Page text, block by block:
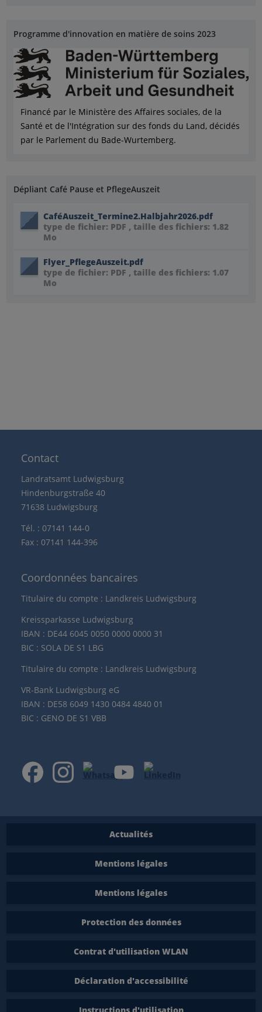
Programme d'innovation en matière de soins 2023
Financé par le Ministère des Affaires sociales, de la
Santé et de l'Intégration sur des fonds du Land, décidés
par le Parlement du Bade-Wurtemberg.
Dépliant Café Pause et PflegeAuszeit
CaféAuszeit_Termine2.Halbjahr2026.pdf
type de fichier: PDF , taille des fichiers: 1.82
Mo
Flyer_PflegeAuszeit.pdf
type de fichier: PDF , taille des fichiers: 1.07
Mo
Contact
Landratsamt Ludwigsburg
Hindenburgstraße 40
71638 Ludwigsburg
Tél. : 07141 144-0
Fax : 07141 144-396
Coordonnées bancaires
Titulaire du compte : Landkreis Ludwigsburg
Kreissparkasse Ludwigsburg
IBAN : DE44 6045 0050 0000 0000 31
BIC : SOLA DE S1 LBG
Titulaire du compte : Landkreis Ludwigsburg
VR-Bank Ludwigsburg eG
IBAN : DE58 6049 1430 0484 4840 01
BIC : GENO DE S1 VBB
Actualités
Mentions légales
Mentions légales
Protection des données
Contrat d'utilisation WLAN
Déclaration d'accessibilité